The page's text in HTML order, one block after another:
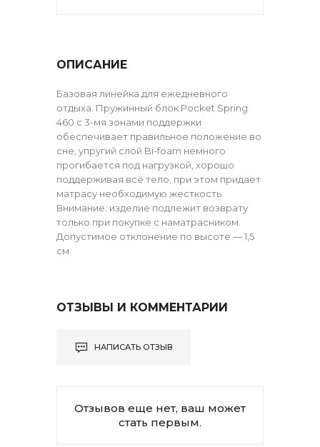
ОПИСАНИЕ
Базовая линейка для ежедневного
отдыха. Пружинный блок Pocket Spring
460 с 3-мя зонами поддержки
обеспечивает правильное положение во
сне, упругий слой Bi-foam немного
прогибается под нагрузкой, хорошо
поддерживая всё тело, при этом придает
матрасу необходимую жесткость.
Внимание: изделие подлежит возврату
только при покупке с наматрасником.
Допустимое отклонение по высоте — 1,5
см.
ОТЗЫВЫ И КОММЕНТАРИИ
НАПИСАТЬ ОТЗЫВ
Отзывов еще нет, ваш может
стать первым.